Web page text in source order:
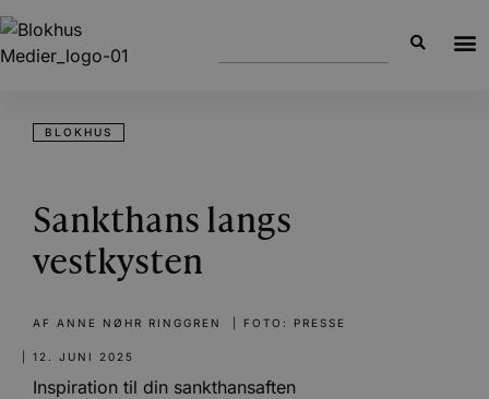
BLOKHUS
Sankthans langs
vestkysten
AF ANNE NØHR RINGGREN | FOTO: PRESSE
12. JUNI 2025
Inspiration til din sankthansaften